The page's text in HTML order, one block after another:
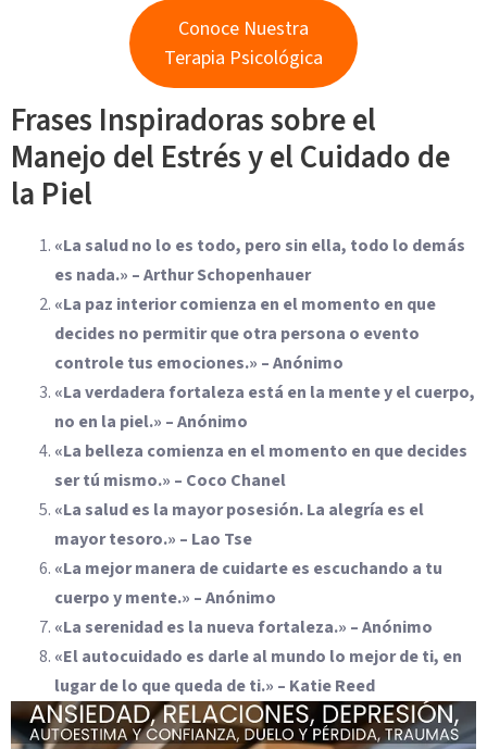
Conoce Nuestra
Terapia Psicológica
Frases Inspiradoras sobre el
Manejo del Estrés y el Cuidado de
la Piel
«La salud no lo es todo, pero sin ella, todo lo demás
es nada.» – Arthur Schopenhauer
«La paz interior comienza en el momento en que
decides no permitir que otra persona o evento
controle tus emociones.» – Anónimo
«La verdadera fortaleza está en la mente y el cuerpo,
no en la piel.» – Anónimo
«La belleza comienza en el momento en que decides
ser tú mismo.» – Coco Chanel
«La salud es la mayor posesión. La alegría es el
mayor tesoro.» – Lao Tse
«La mejor manera de cuidarte es escuchando a tu
cuerpo y mente.» – Anónimo
«La serenidad es la nueva fortaleza.» – Anónimo
«El autocuidado es darle al mundo lo mejor de ti, en
lugar de lo que queda de ti.» – Katie Reed